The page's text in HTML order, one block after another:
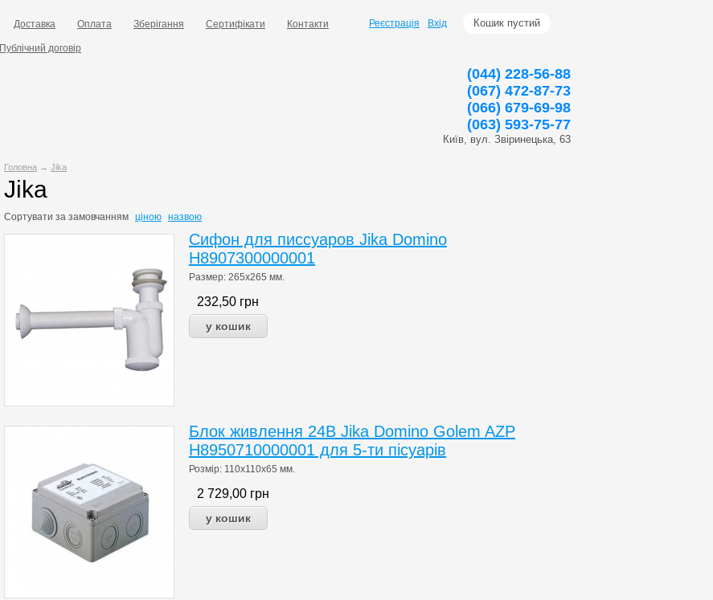
Доставка Оплата Зберігання Сертифікати Контакти
Публічний договір
Кошик пустий
Реєстрація Вхід
(044) 228-56-88
(067) 472-87-73
(066) 679-69-98
(063) 593-75-77
Київ, вул. Звіринецька, 63
Головна → Jika
Jika
Сортувати за замовчанням ціною назвою
Сифон для писсуаров Jika Domino
H8907300000001
Размер: 265х265 мм.
232,50 грн
Блок живлення 24В Jika Domino Golem AZP
H8950710000001 для 5-ти пісуарів
Розмір: 110х110х65 мм.
2 729,00 грн